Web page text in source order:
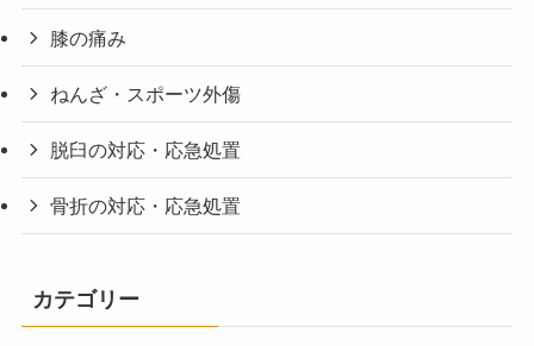
膝の痛み
ねんざ・スポーツ外傷
脱臼の対応・応急処置
骨折の対応・応急処置
カテゴリー